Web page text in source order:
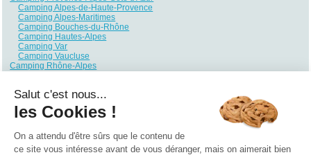
Camping Alpes-de-Haute-Provence
Camping Alpes-Maritimes
Camping Bouches-du-Rhône
Camping Hautes-Alpes
Camping Var
Camping Vaucluse
Camping Rhône-Alpes
Camping Drôme
Camping Haute-Savoie
Camping Isère
Camping Rhône
Salut c'est nous...
les Cookies !
On a attendu d'être sûrs que le contenu de
ce site vous intéresse avant de vous déranger, mais on aimerait bien